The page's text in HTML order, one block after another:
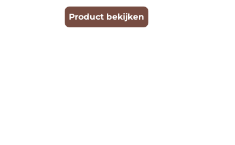
Product bekijken